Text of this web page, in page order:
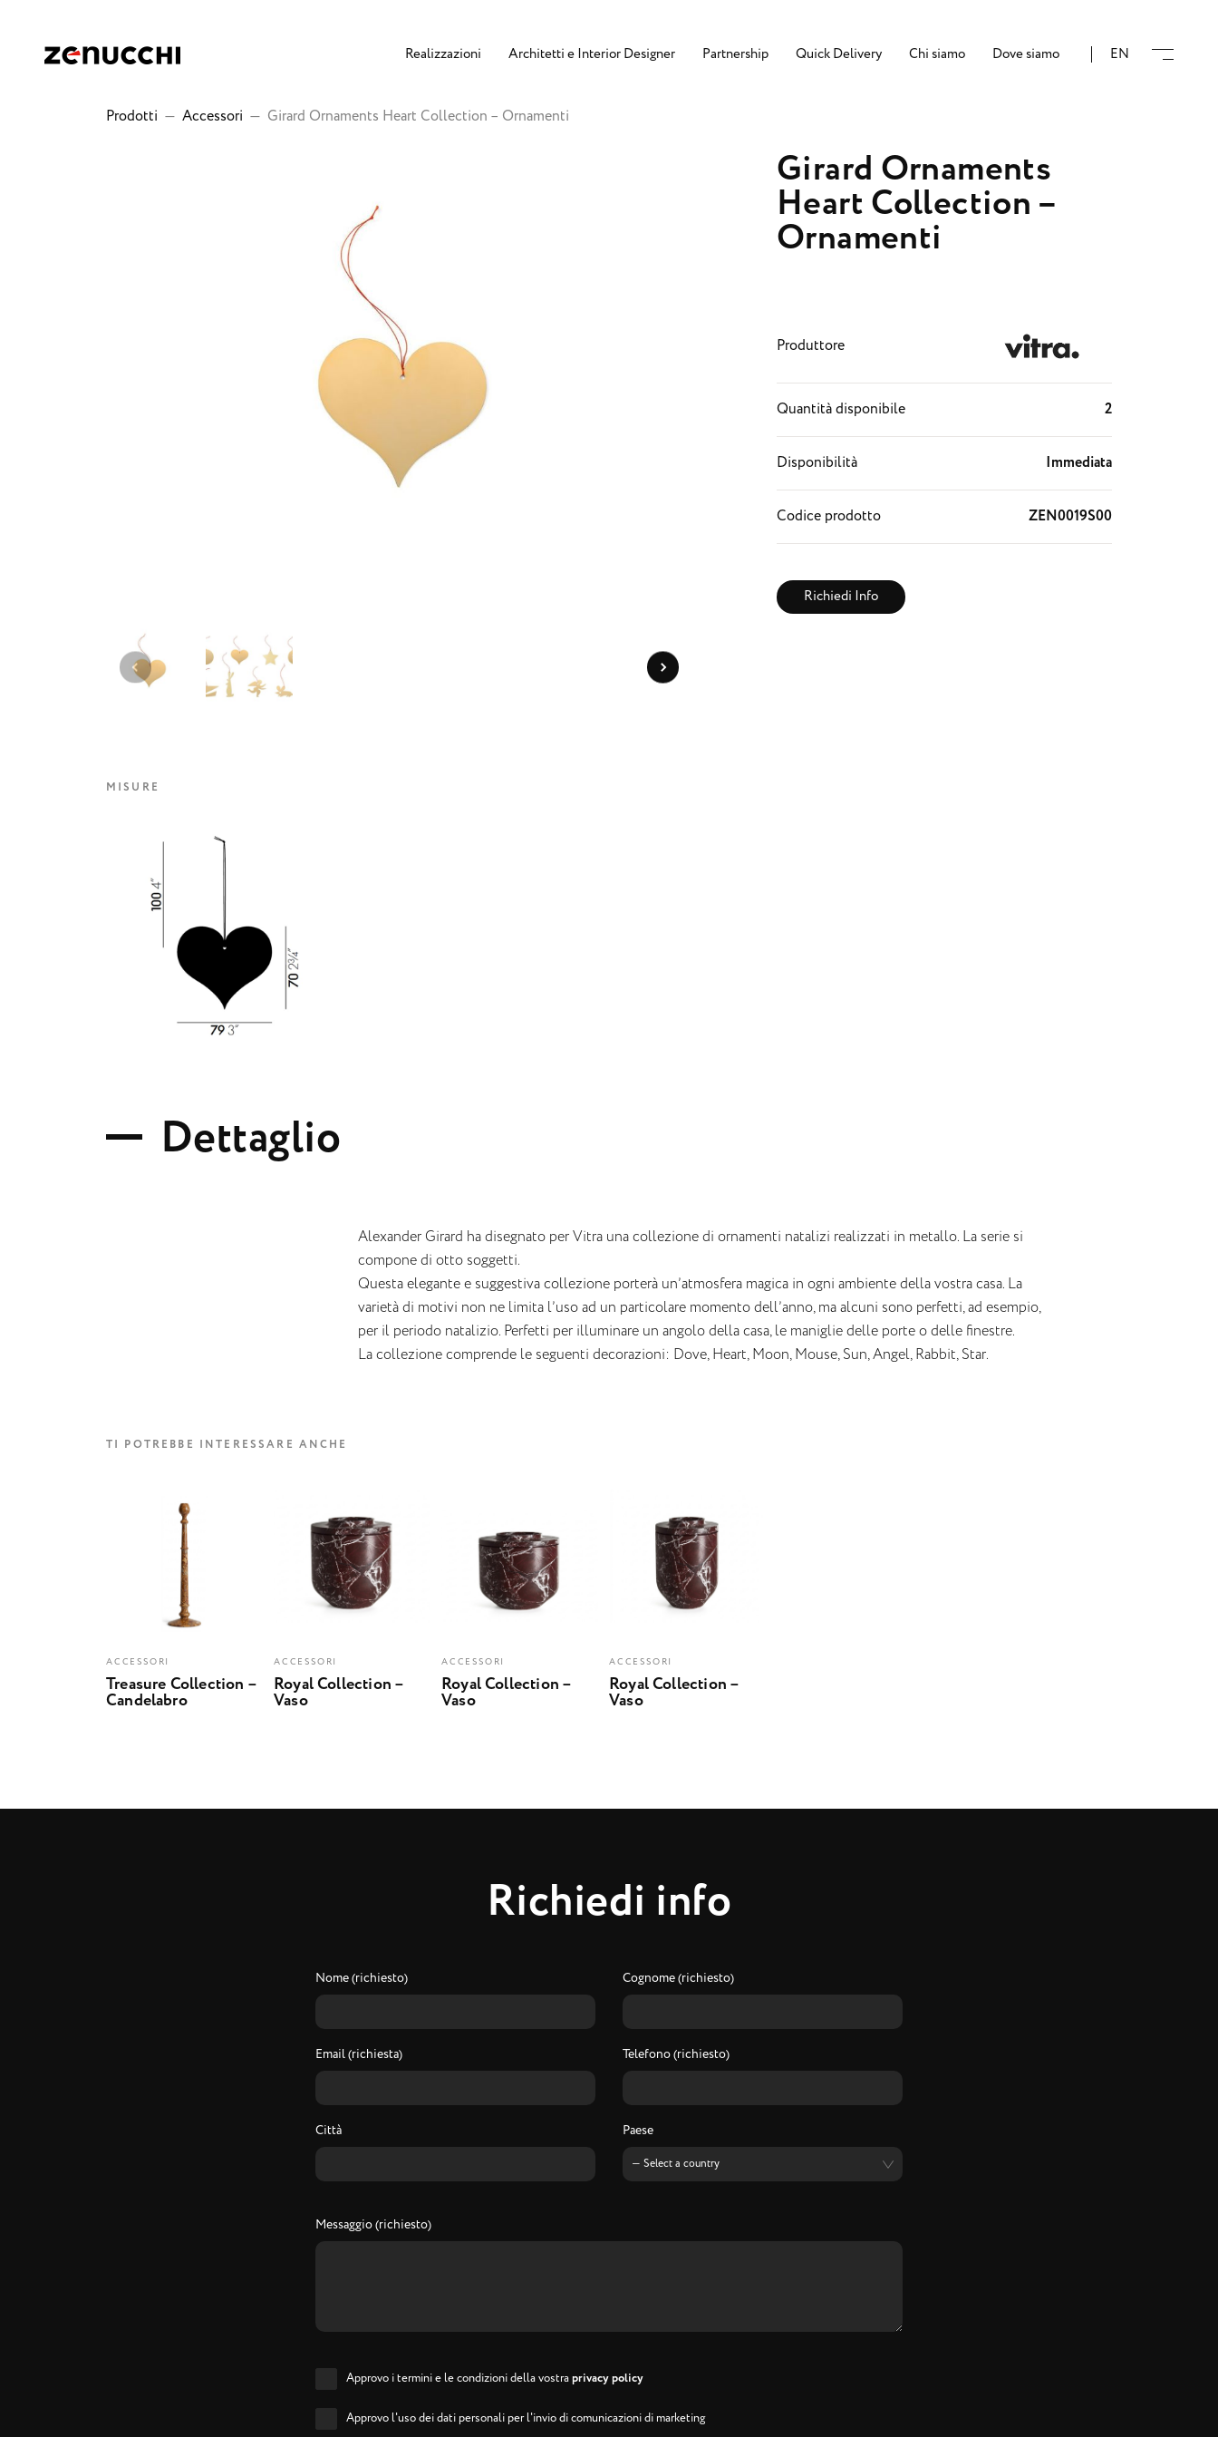
Realizzazioni Architetti e Interior Designer Partnership Quick Delivery Chi siamo Dove siamo EN
Prodotti — Accessori — Girard Ornaments Heart Collection – Ornamenti
Girard Ornaments
Heart Collection –
Ornamenti
Produttore
Quantità disponibile 2
Disponibilità Immediata
Codice prodotto ZEN0019S00
Richiedi Info
MISURE
Dettaglio
Alexander Girard ha disegnato per Vitra una collezione di ornamenti natalizi realizzati in metallo. La serie si
compone di otto soggetti.
Questa elegante e suggestiva collezione porterà un’atmosfera magica in ogni ambiente della vostra casa. La
varietà di motivi non ne limita l’uso ad un particolare momento dell’anno, ma alcuni sono perfetti, ad esempio,
per il periodo natalizio. Perfetti per illuminare un angolo della casa, le maniglie delle porte o delle finestre.
La collezione comprende le seguenti decorazioni: Dove, Heart, Moon, Mouse, Sun, Angel, Rabbit, Star.
TI POTREBBE INTERESSARE ANCHE
ACCESSORI
Treasure Collection –
Candelabro
ACCESSORI
Royal Collection –
Vaso
ACCESSORI
Royal Collection –
Vaso
ACCESSORI
Royal Collection –
Vaso
Richiedi info
Nome (richiesto) Cognome (richiesto)
Email (richiesta) Telefono (richiesto)
Città Paese
Messaggio (richiesto)
Approvo i termini e le condizioni della vostraprivacy policy
Approvo l'uso dei dati personali per l'invio di comunicazioni di marketing